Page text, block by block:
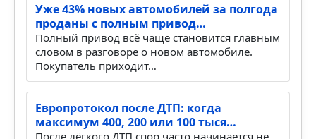
Уже 43% новых автомобилей за полгода
проданы с полным привод…
Полный привод всё чаще становится главным
словом в разговоре о новом автомобиле.
Покупатель приходит…